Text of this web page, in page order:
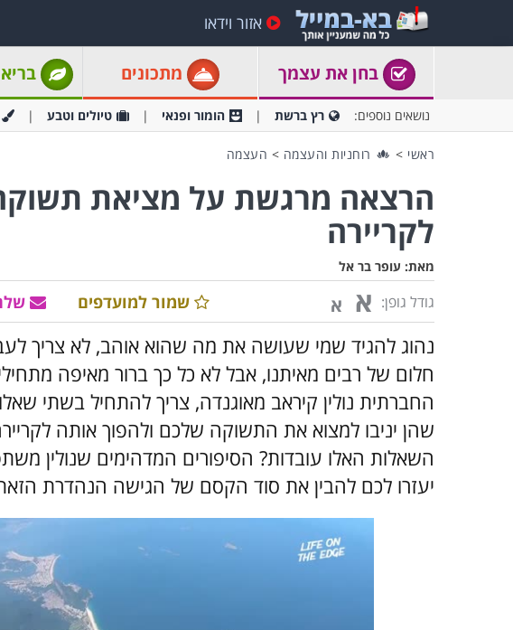
אזור וידאו
בחן את עצמך מתכונים
נושאים נוספים: רץ ברשת הומור ופנאי טיולים וטבע
ראשי > רוחניות והעצמה > העצמה
הרצאה מרגשת על מציאת
לקריירה
מאת: עופר בר אל
גודל גופן: א א שמור למועדפים
נהוג להגיד שמי שעושה את מה שהוא אוהב, לא צריך
חלום של רבים מאיתנו, אבל לא כל כך ברור מאיפה
החברתית נולין קיראב מאוגנדה, צריך להתחיל בשתי
שהן יניבו למצוא את התשוקה שלכם ולהפוך אותה
השאלות האלו עובדות? הסיפורים המדהימים שנולין
יעזרו לכם להבין את סוד הקסם של הגישה הנהדרת